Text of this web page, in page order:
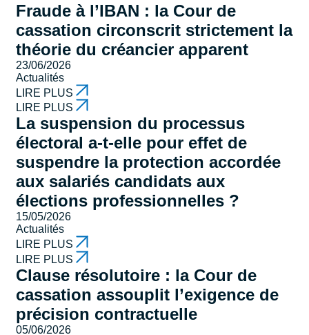
Fraude à l’IBAN : la Cour de
cassation circonscrit strictement la
théorie du créancier apparent
23/06/2026
Actualités
LIRE PLUS
LIRE PLUS
La suspension du processus
électoral a-t-elle pour effet de
suspendre la protection accordée
aux salariés candidats aux
élections professionnelles ?
15/05/2026
Actualités
LIRE PLUS
LIRE PLUS
Clause résolutoire : la Cour de
cassation assouplit l’exigence de
précision contractuelle
05/06/2026